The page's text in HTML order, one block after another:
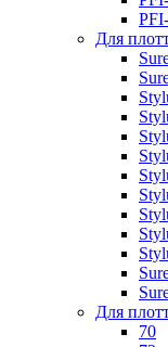
Для
Для
70